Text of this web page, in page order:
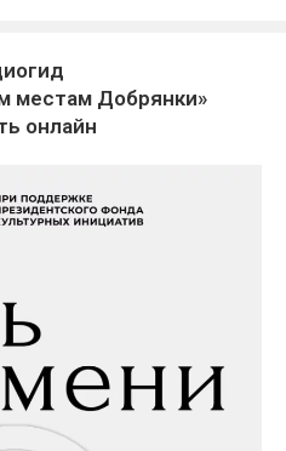
местам Добрянки»
онлайн